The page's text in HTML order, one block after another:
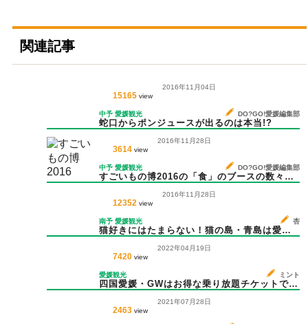
関連記事
15165 view
2016年11月04日
蛇口からポンジュースが出るのは本当!?
中予 愛媛観光 DO?GO!愛媛編集部
3614 view
2016年11月28日
すごいもの博2016の「食」のブースの数々に
中予 愛媛観光 DO?GO!愛媛編集部
12352 view
2016年11月28日
猫好きにはたまらない！猫の島・青島は愛媛
南予 愛媛観光 杏
7420 view
2022年04月19日
四国愛媛・GWはお得な乗り放題チケットで遊
愛媛観光 ミント
2463 view
2021年07月28日